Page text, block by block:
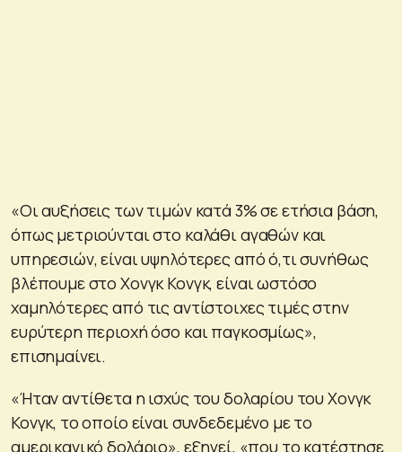
«Οι αυξήσεις των τιμών κατά 3% σε ετήσια βάση,
όπως μετριούνται στο καλάθι αγαθών και
υπηρεσιών, είναι υψηλότερες από ό,τι συνήθως
βλέπουμε στο Χονγκ Κονγκ, είναι ωστόσο
χαμηλότερες από τις αντίστοιχες τιμές στην
ευρύτερη περιοχή όσο και παγκοσμίως»,
επισημαίνει.
«Ήταν αντίθετα η ισχύς του δολαρίου του Χονγκ
Κονγκ, το οποίο είναι συνδεδεμένο με το
αμερικανικό δολάριο», εξηγεί, «που το κατέστησε